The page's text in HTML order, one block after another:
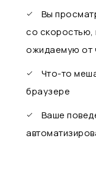
Вы
со
ожидаемую от
Что-то
браузере
Ваше